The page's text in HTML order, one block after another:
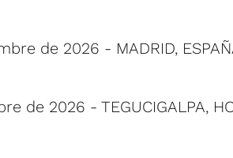
de 2026 - MADRID,
de 2026 - TEGUCIGALPA,